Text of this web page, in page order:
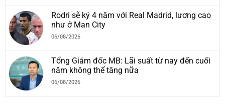
Rodri sẽ ký 4 năm với Real Madrid, lương cao
như ở Man City
06/08/2026
Tổng Giám đốc MB: Lãi suất từ nay đến cuối
năm không thể tăng nữa
06/08/2026